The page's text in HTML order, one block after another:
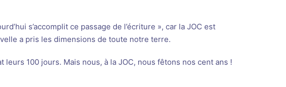
s’accomplit ce passage de l’écriture », car la JOC est
a pris les dimensions de toute notre terre.
100 jours. Mais nous, à la JOC, nous fêtons nos cent ans !